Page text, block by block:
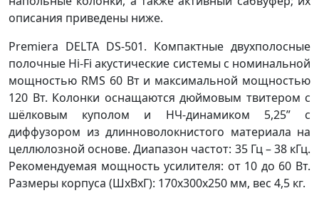
описания приведены ниже.
Premiera DELTA DS-501. Компактные двухполосные
полочные Hi-Fi акустические системы с номинальной
мощностью RMS 60 Вт и максимальной мощностью
120 Вт. Колонки оснащаются дюймовым твитером с
шёлковым куполом и НЧ-динамиком 5,25” с
диффузором из длинноволокнистого материала на
целлюлозной основе. Диапазон частот: 35 Гц – 38 кГц.
Рекомендуемая мощность усилителя: от 10 до 60 Вт.
Размеры корпуса (ШxВxГ): 170x300x250 мм, вес 4,5 кг.